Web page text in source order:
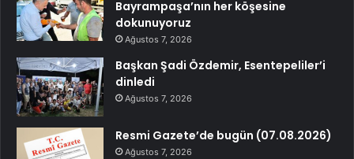
Bayrampaşa’nın her köşesine
dokunuyoruz
Ağustos 7, 2026
Başkan Şadi Özdemir, Esentepeliler’i
dinledi
Ağustos 7, 2026
Resmi Gazete’de bugün (07.08.2026)
Ağustos 7, 2026